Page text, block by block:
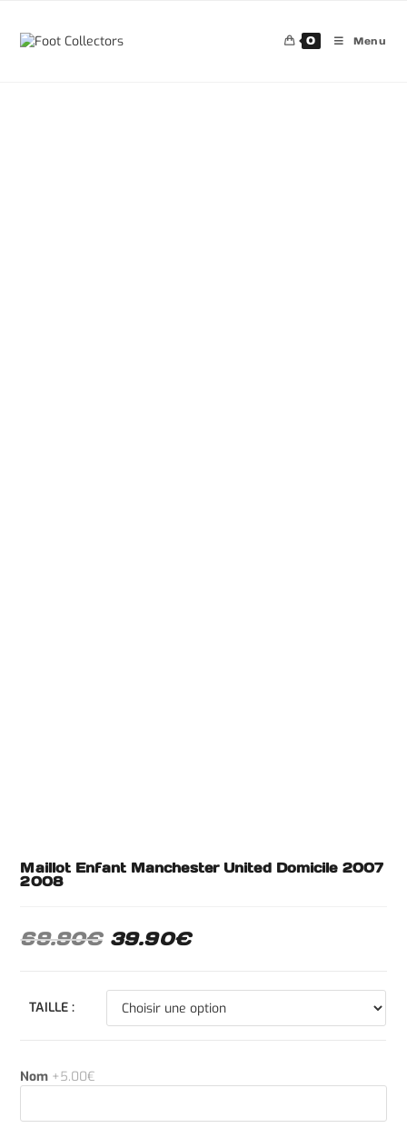
0 Menu
Maillot Enfant Manchester United Domicile 2007
2008
69.90€ 39.90€
TAILLE :
Nom +5.00€